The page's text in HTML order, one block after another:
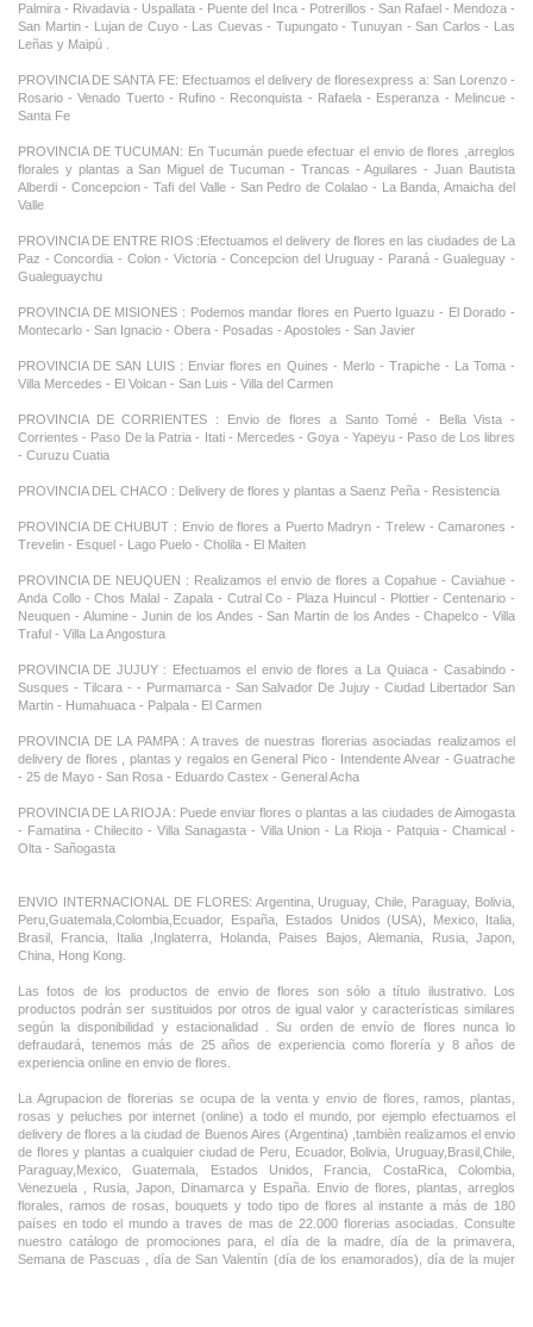
Palmira - Rivadavia - Uspallata - Puente del Inca - Potrerillos - San Rafael - Mendoza -
San Martin - Lujan de Cuyo - Las Cuevas - Tupungato - Tunuyan - San Carlos - Las
Leñas y Maipú .
PROVINCIA DE SANTA FE: Efectuamos el delivery de floresexpress a: San Lorenzo -
Rosario - Venado Tuerto - Rufino - Reconquista - Rafaela - Esperanza - Melincue -
Santa Fe
PROVINCIA DE TUCUMAN: En Tucumán puede efectuar el envio de flores ,arreglos
florales y plantas a San Miguel de Tucuman - Trancas - Aguilares - Juan Bautista
Alberdi - Concepcion - Tafi del Valle - San Pedro de Colalao - La Banda, Amaicha del
Valle
PROVINCIA DE ENTRE RIOS :Efectuamos el delivery de flores en las ciudades de La
Paz - Concordia - Colon - Victoria - Concepcion del Uruguay - Paraná - Gualeguay -
Gualeguaychu
PROVINCIA DE MISIONES : Podemos mandar flores en Puerto Iguazu - El Dorado -
Montecarlo - San Ignacio - Obera - Posadas - Apostoles - San Javier
PROVINCIA DE SAN LUIS : Enviar flores en Quines - Merlo - Trapiche - La Toma -
Villa Mercedes - El Volcan - San Luis - Villa del Carmen
PROVINCIA DE CORRIENTES : Envio de flores a Santo Tomé - Bella Vista -
Corrientes - Paso De la Patria - Itati - Mercedes - Goya - Yapeyu - Paso de Los libres
- Curuzu Cuatia
PROVINCIA DEL CHACO : Delivery de flores y plantas a Saenz Peña - Resistencia
PROVINCIA DE CHUBUT : Envio de flores a Puerto Madryn - Trelew - Camarones -
Trevelin - Esquel - Lago Puelo - Cholila - El Maiten
PROVINCIA DE NEUQUEN : Realizamos el envio de flores a Copahue - Caviahue -
Anda Collo - Chos Malal - Zapala - Cutral Co - Plaza Huincul - Plottier - Centenario -
Neuquen - Alumine - Junin de los Andes - San Martin de los Andes - Chapelco - Villa
Traful - Villa La Angostura
PROVINCIA DE JUJUY : Efectuamos el envio de flores a La Quiaca - Casabindo -
Susques - Tilcara - - Purmamarca - San Salvador De Jujuy - Ciudad Libertador San
Martin - Humahuaca - Palpala - El Carmen
PROVINCIA DE LA PAMPA : A traves de nuestras florerias asociadas realizamos el
delivery de flores , plantas y regalos en General Pico - Intendente Alvear - Guatrache
- 25 de Mayo - San Rosa - Eduardo Castex - General Acha
PROVINCIA DE LA RIOJA : Puede enviar flores o plantas a las ciudades de Aimogasta
- Famatina - Chilecito - Villa Sanagasta - Villa Union - La Rioja - Patquia - Chamical -
Olta - Sañogasta
ENVIO INTERNACIONAL DE FLORES: Argentina, Uruguay, Chile, Paraguay, Bolivia,
Peru,Guatemala,Colombia,Ecuador, España, Estados Unidos (USA), Mexico, Italia,
Brasil, Francia, Italia ,Inglaterra, Holanda, Paises Bajos, Alemania, Rusia, Japon,
China, Hong Kong.
Las fotos de los productos de envio de flores son sólo a título ilustrativo. Los
productos podrán ser sustituidos por otros de igual valor y características similares
según la disponibilidad y estacionalidad . Su orden de envío de flores nunca lo
defraudará, tenemos más de 25 años de experiencia como florería y 8 años de
experiencia online en envio de flores.
La Agrupacion de florerias se ocupa de la venta y envio de flores, ramos, plantas,
rosas y peluches por internet (online) a todo el mundo, por ejemplo efectuamos el
delivery de flores a la ciudad de Buenos Aires (Argentina) ,tambièn realizamos el envio
de flores y plantas a cualquier ciudad de Peru, Ecuador, Bolivia, Uruguay,Brasil,Chile,
Paraguay,Mexico, Guatemala, Estados Unidos, Francia, CostaRica, Colombia,
Venezuela , Rusia, Japon, Dinamarca y España. Envio de flores, plantas, arreglos
florales, ramos de rosas, bouquets y todo tipo de flores al instante a más de 180
países en todo el mundo a traves de mas de 22.000 florerias asociadas. Consulte
nuestro catálogo de promociones para, el día de la madre, día de la primavera,
Semana de Pascuas , día de San Valentín (día de los enamorados), día de la mujer